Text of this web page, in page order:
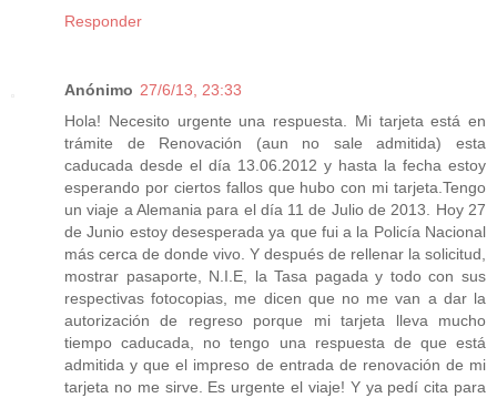
Responder
Anónimo 27/6/13, 23:33
Hola! Necesito urgente una respuesta. Mi tarjeta está en
trámite de Renovación (aun no sale admitida) esta
caducada desde el día 13.06.2012 y hasta la fecha estoy
esperando por ciertos fallos que hubo con mi tarjeta.Tengo
un viaje a Alemania para el día 11 de Julio de 2013. Hoy 27
de Junio estoy desesperada ya que fui a la Policía Nacional
más cerca de donde vivo. Y después de rellenar la solicitud,
mostrar pasaporte, N.I.E, la Tasa pagada y todo con sus
respectivas fotocopias, me dicen que no me van a dar la
autorización de regreso porque mi tarjeta lleva mucho
tiempo caducada, no tengo una respuesta de que está
admitida y que el impreso de entrada de renovación de mi
tarjeta no me sirve. Es urgente el viaje! Y ya pedí cita para